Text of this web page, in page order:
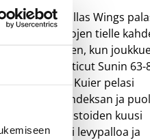
WNBA:ssa Dallas Wings
takaisin voittojen tielle
tappion jälkeen, kun
voitti Connecticut Sunin 63-
(37-48). Awak Kuier pelasi
vaihdosta kahdeksan ja
minuuttia tilastoiden kuusi
pistettä, kaksi levypalloa ja